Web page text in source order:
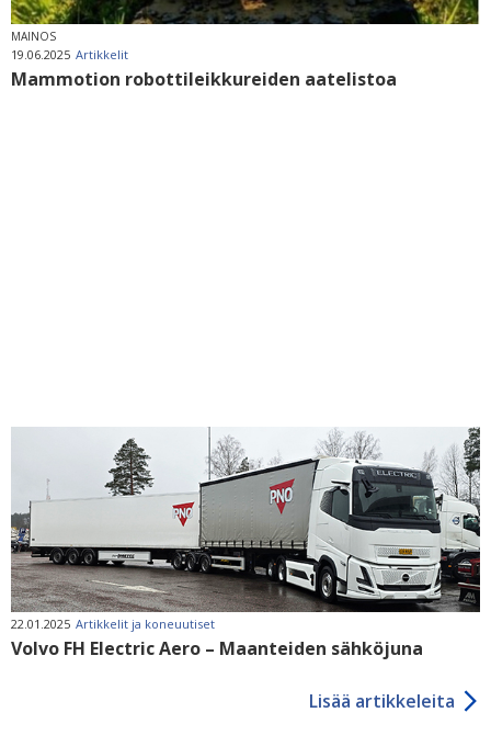
MAINOS
19.06.2025 Artikkelit
Mammotion robottileikkureiden aatelistoa
22.01.2025 Artikkelit ja koneuutiset
Volvo FH Electric Aero – Maanteiden sähköjuna
Lisää artikkeleita